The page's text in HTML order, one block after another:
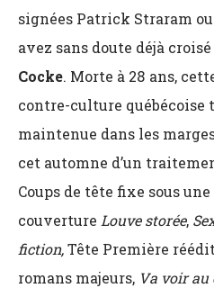
signées Patrick Straram
avez sans doute déjà croisé
Cocke. Morte à 28 ans,
contre-culture québécoise
maintenue dans les
cet automne d’un
Coups de tête fixe sous
couverture Louve storée,
fiction,Tête Première
romans majeurs, Va voir au